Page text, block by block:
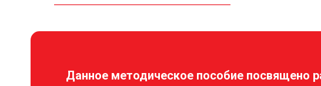
Данное методическое пособие посвящено